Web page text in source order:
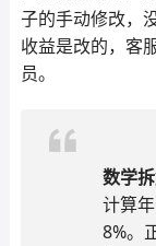
子的手动修改，
收益是改的，客
员。
数学拆
计算
8%。